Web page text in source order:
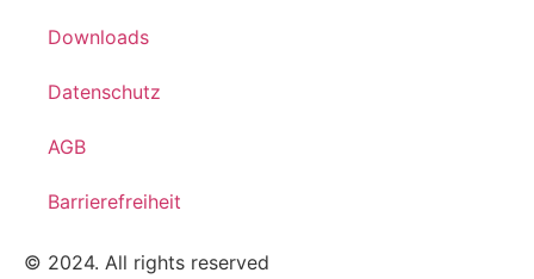
Downloads
Datenschutz
AGB
Barrierefreiheit
© 2024. All rights reserved